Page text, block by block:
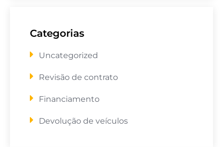
Categorias
Uncategorized
Revisão de contrato
Financiamento
Devolução de veículos